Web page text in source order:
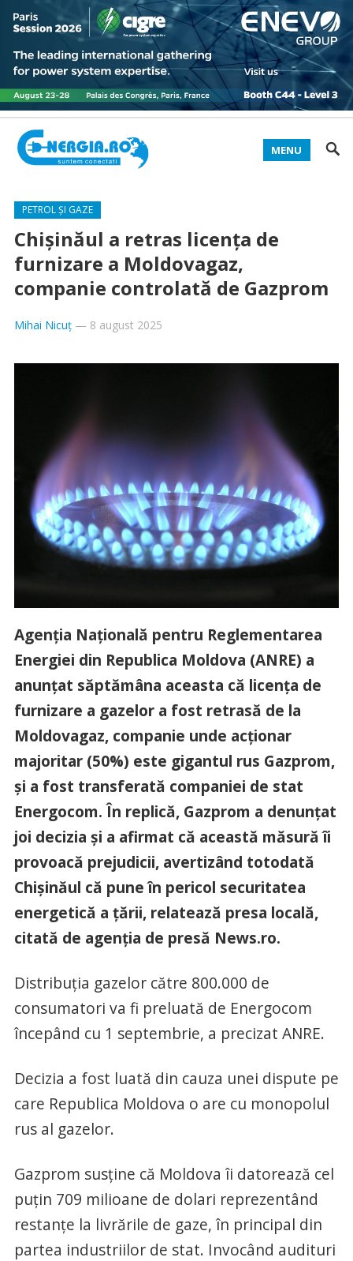
MENU
PETROL ȘI GAZE
Chișinăul a retras licența de
furnizare a Moldovagaz,
companie controlată de Gazprom
Mihai Nicuț— 8 august 2025
Agenţia Naţională pentru Reglementarea
Energiei din Republica Moldova (ANRE) a
anunţat săptămâna aceasta că licenţa de
furnizare a gazelor a fost retrasă de la
Moldovagaz, companie unde acţionar
majoritar (50%) este gigantul rus Gazprom,
şi a fost transferată companiei de stat
Energocom. În replică, Gazprom a denunţat
joi decizia şi a afirmat că această măsură îi
provoacă prejudicii, avertizând totodată
Chişinăul că pune în pericol securitatea
energetică a ţării, relatează presa locală,
citată de agenția de presă News.ro.
Distribuţia gazelor către 800.000 de
consumatori va fi preluată de Energocom
începând cu 1 septembrie, a precizat ANRE.
Decizia a fost luată din cauza unei dispute pe
care Republica Moldova o are cu monopolul
rus al gazelor.
Gazprom susţine că Moldova îi datorează cel
puţin 709 milioane de dolari reprezentând
restanţe la livrările de gaze, în principal din
partea industriilor de stat. Invocând audituri